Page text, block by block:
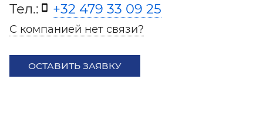
Тел.: +32 479 33 09 25
С компанией нет связи?
ОСТАВИТЬ ЗАЯВКУ